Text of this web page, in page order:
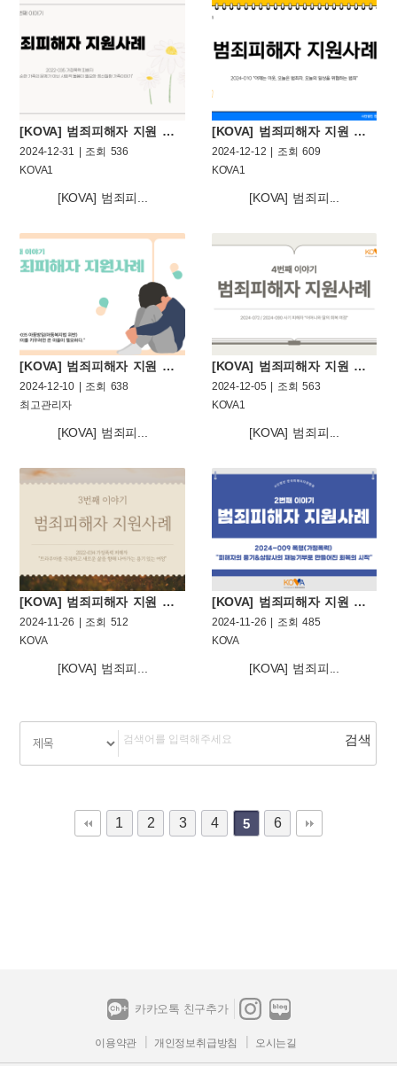
[KOVA] 범죄피해자 지원 사례 일곱번째 이야기
2024-12-31 | 조회 536
KOVA1
[KOVA] 범죄피...
[KOVA] 범죄피해자 지원 사례 여섯번째 이야기
2024-12-12 | 조회 609
KOVA1
[KOVA] 범죄피...
[KOVA] 범죄피해자 지원 사례 다섯번째 이야기
2024-12-10 | 조회 638
최고관리자
[KOVA] 범죄피...
[KOVA] 범죄피해자 지원 사례 네번째 이야기
2024-12-05 | 조회 563
KOVA1
[KOVA] 범죄피...
[KOVA] 범죄피해자 지원 사례 세번째 이야기
2024-11-26 | 조회 512
KOVA
[KOVA] 범죄피...
[KOVA] 범죄피해자 지원 사례 두번째 이야기
2024-11-26 | 조회 485
KOVA
[KOVA] 범죄피...
1 2 3 4 5 6
카카오톡 친구추가
이용약관 개인정보취급방침 오시는길